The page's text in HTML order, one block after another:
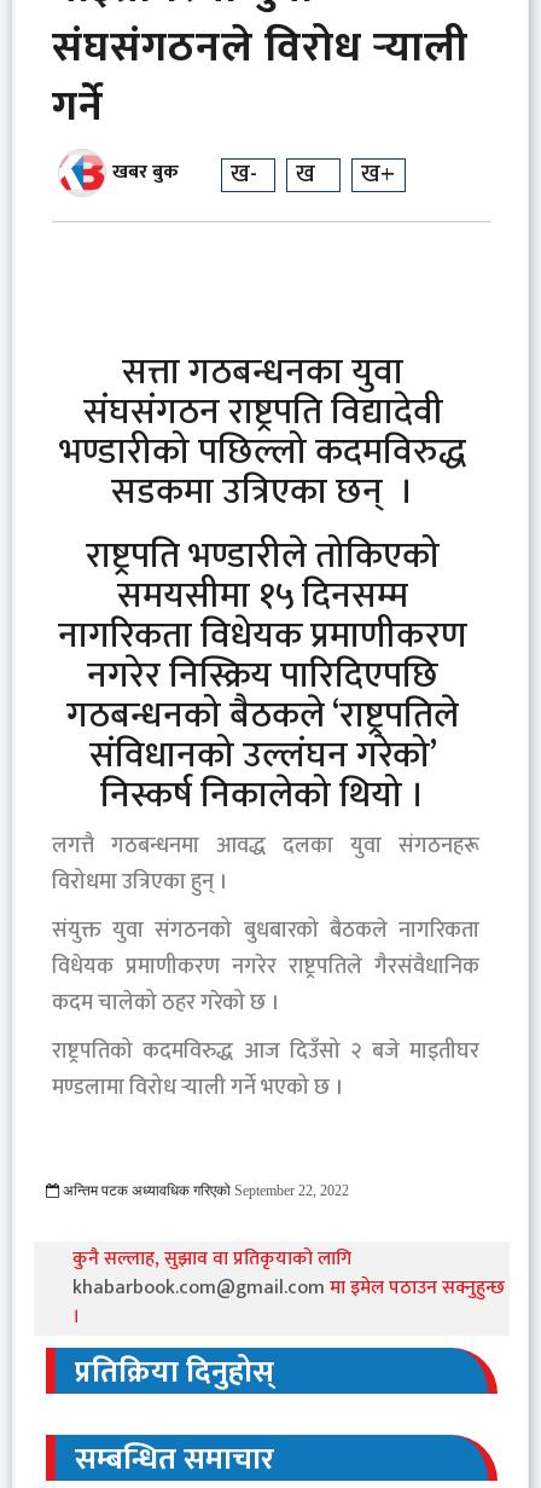
संघसंगठनले विरोध र्‍याली
गर्ने
खबर बुक ख- ख ख+
सत्ता गठबन्धनका युवा
संघसंगठन राष्ट्रपति विद्यादेवी
भण्डारीको पछिल्लो कदमविरुद्ध
सडकमा उत्रिएका छन् ।
राष्ट्रपति भण्डारीले तोकिएको
समयसीमा १५ दिनसम्म
नागरिकता विधेयक प्रमाणीकरण
नगरेर निस्क्रिय पारिदिएपछि
गठबन्धनको बैठकले ‘राष्ट्रपतिले
संविधानको उल्लंघन गरेको’
निस्कर्ष निकालेको थियो ।
लगत्तै गठबन्धनमा आवद्ध दलका युवा संगठनहरू
विरोधमा उत्रिएका हुन् ।
संयुक्त युवा संगठनको बुधबारको बैठकले नागरिकता
विधेयक प्रमाणीकरण नगरेर राष्ट्रपतिले गैरसंवैधानिक
कदम चालेको ठहर गरेको छ ।
राष्ट्रपतिको कदमविरुद्ध आज दिउँसो २ बजे माइतीघर
मण्डलामा विरोध र्‍याली गर्ने भएको छ ।
अन्तिम पटक अध्यावधिक गरिएको September 22, 2022
कुनै सल्लाह, सुझाव वा प्रतिकृयाको लागि
khabarbook.com@gmail.comमा इमेल पठाउन सक्नुहुन्छ
।
प्रतिक्रिया दिनुहोस्
सम्बन्धित समाचार